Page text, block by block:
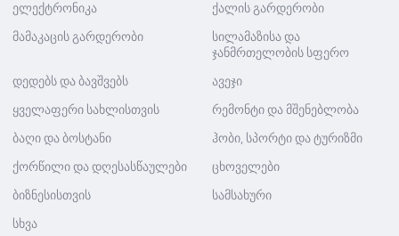
ელექტრონიკა
ქალის გარდერობი
მამაკაცის გარდერობი
სილამაზისა და
ჯანმრთელობის სფერო
დედებს და ბავშვებს
ავეჯი
ყველაფერი სახლისთვის
რემონტი და მშენებლობა
ბაღი და ბოსტანი
ჰობი, სპორტი და ტურიზმი
ქორწილი და დღესასწაულები
ცხოველები
ბიზნესისთვის
სამსახური
სხვა